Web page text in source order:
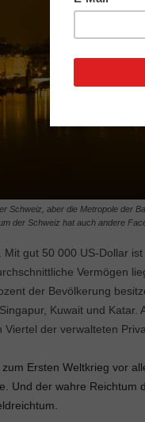
Schweiz, aber die Metropole der
der Schweiz hat auch andere
Mit gut 50 000 US-Dollar
Vermögen
der Bevölkerung
Kuwait und
der verwalteten
Ersten Weltkrieg vor
Und der wahre Reichtum